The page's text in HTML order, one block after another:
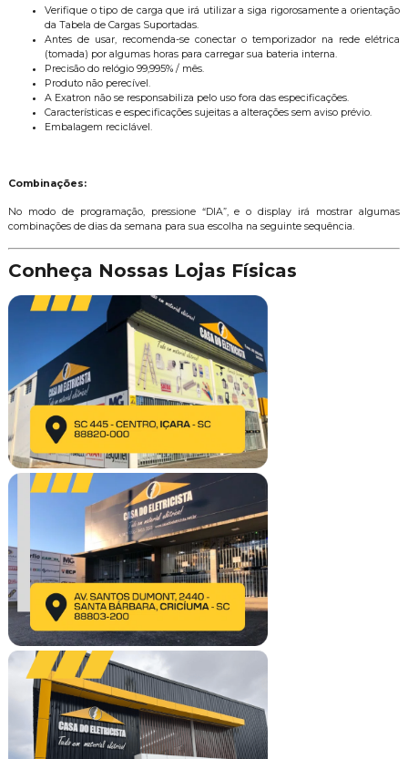
Verifique o tipo de carga que irá utilizar a siga rigorosamente a orientação
da Tabela de Cargas Suportadas.
Antes de usar, recomenda-se conectar o temporizador na rede elétrica
(tomada) por algumas horas para carregar sua bateria interna.
Precisão do relógio 99,995% / mês.
Produto não perecível.
A Exatron não se responsabiliza pelo uso fora das especificações.
Características e especificações sujeitas a alterações sem aviso prévio.
Embalagem reciclável.
Combinações:
No modo de programação, pressione “DIA”, e o display irá mostrar algumas
combinações de dias da semana para sua escolha na seguinte sequência.
Conheça Nossas Lojas Físicas